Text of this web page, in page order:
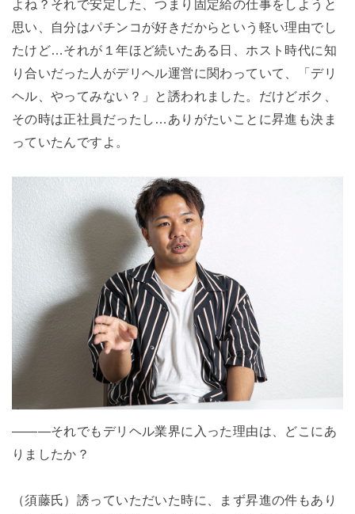
よね？それで安定した、つまり固定給の仕事をしようと
思い、自分はパチンコが好きだからという軽い理由でし
たけど…それが１年ほど続いたある日、ホスト時代に知
り合いだった人がデリヘル運営に関わっていて、「デリ
ヘル、やってみない？」と誘われました。だけどボク、
その時は正社員だったし…ありがたいことに昇進も決ま
っていたんですよ。
―――それでもデリヘル業界に入った理由は、どこにあ
りましたか？
（須藤氏）誘っていただいた時に、まず昇進の件もあり